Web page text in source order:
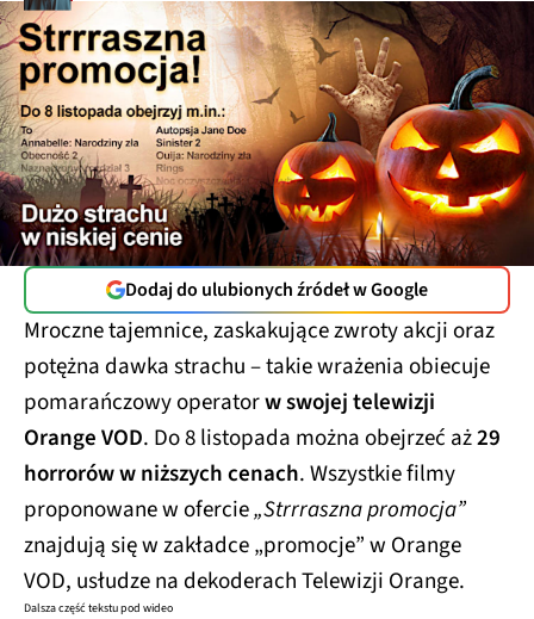
Dodaj do ulubionych źródeł w Google
Mroczne tajemnice, zaskakujące zwroty akcji oraz
potężna dawka strachu – takie wrażenia obiecuje
pomarańczowy operatorw swojej telewizji
Orange VOD. Do 8 listopada można obejrzeć aż29
horrorów w niższych cenach. Wszystkie filmy
proponowane w ofercie„Strrraszna promocja”
znajdują się w zakładce „promocje” w Orange
VOD, usłudze na dekoderach Telewizji Orange.
Dalsza część tekstu pod wideo